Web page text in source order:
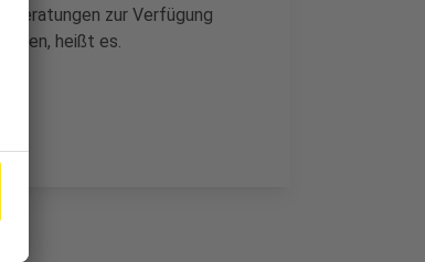
Beratungen zur Verfügung
heißt es.